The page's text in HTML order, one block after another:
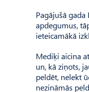
Pagājušā
apdegumus,
ieteicamākā
Mediķi aicina
un, kā ziņots,
peldēt, nelekt
nezināmās